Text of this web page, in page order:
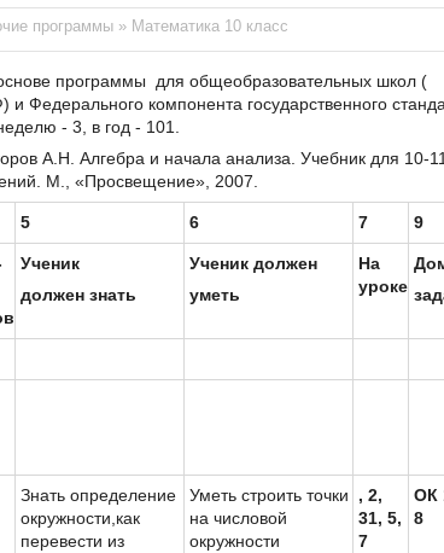
программы » Математика 10 класс
программы для общеобразовательных школ (
и Федерального компонента государственного
- 3, в год - 101.
А.Н. Алгебра и начала анализа. Учебник для 10-
М., «Просвещение», 2007.
5 6 7 9
Ученик
должен знать
Ученик должен
уметь
На
уроке
Знать определение
окружности,как
перевести из
Уметь строить точки
на числовой
окружности
, 2,
31, 5,
7
ОК
8